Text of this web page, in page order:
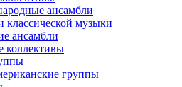
ансамбли
классической музыки
ансамбли
коллективы
группы